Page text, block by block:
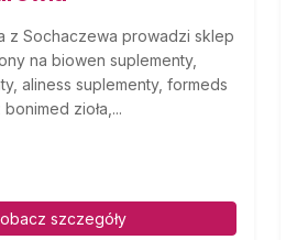
z Sochaczewa prowadzi sklep
na biowen suplementy,
aliness suplementy, formeds
zioła,...
szczegóły